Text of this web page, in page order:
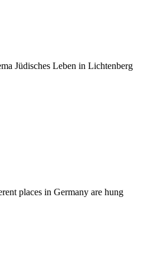
Jüdisches Leben in Lichtenberg
places in Germany are hung